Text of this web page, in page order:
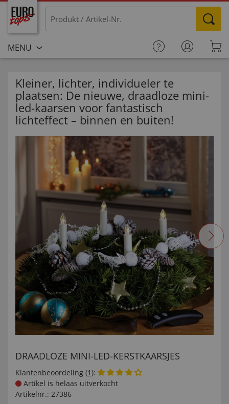
MENU
Kleiner, lichter, individueler te
plaatsen: De nieuwe, draadloze mini-
led-kaarsen voor fantastisch
lichteffect – binnen en buiten!
DRAADLOZE MINI-LED-KERSTKAARSJES
Klantenbeoordeling (1):
Artikel is helaas uitverkocht
Artikelnr.: 27386